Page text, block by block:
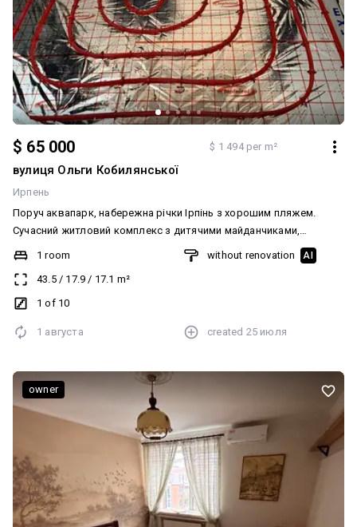
$ 65 000 $ 1 494 per m²
вулиця Ольги Кобилянської
Ирпень
Поруч аквапарк, набережна річки Ірпінь з хорошим пляжем.
Сучасний житловий комплекс з дитячими майданчиками,
охороною, магазинами, спорт комплексом, спортивними
майданчиками для власників. На території є супермаркет.
Недалеко є ринок та залізничний вокзал.
1 room
43.5/ 17.9 / 17.1 m²
1 of 10
without renovation AI
1 августа created 25 июля
owner